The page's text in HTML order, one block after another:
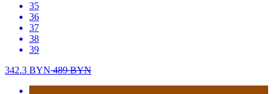
35
36
37
38
39
342.3 BYN489BYN